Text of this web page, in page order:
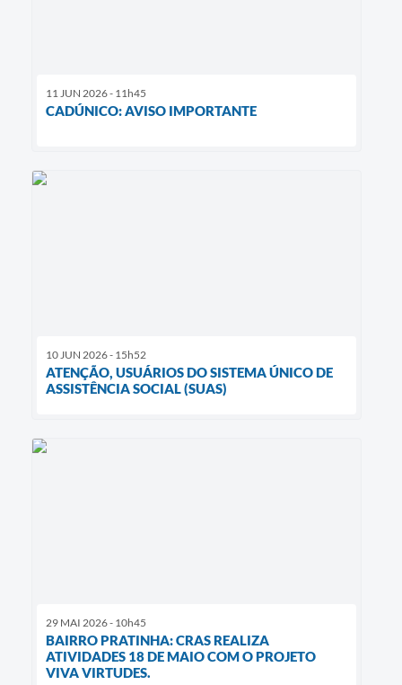
11 JUN 2026 - 11h45
CADÚNICO: AVISO IMPORTANTE
10 JUN 2026 - 15h52
ATENÇÃO, USUÁRIOS DO SISTEMA ÚNICO DE
ASSISTÊNCIA SOCIAL (SUAS)
29 MAI 2026 - 10h45
BAIRRO PRATINHA: CRAS REALIZA
ATIVIDADES 18 DE MAIO COM O PROJETO
VIVA VIRTUDES.